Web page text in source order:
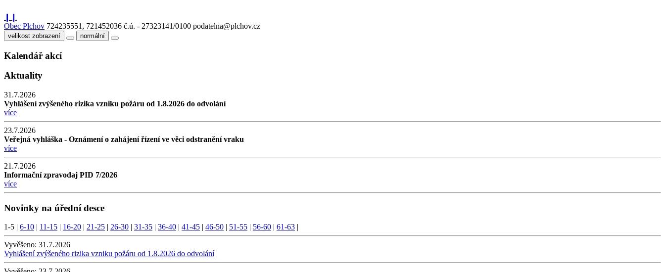
Obec Plchov 724235551, 721452036 č.ú. - 27323141/0100 podatelna@plchov.cz
velikost zobrazení normální
Kalendář akcí
Aktuality
31.7.2026
Vyhlášení zvýšeného rizika vzniku požáru od 1.8.2026 do odvolání
více
23.7.2026
Veřejná vyhláška - Oznámení o zahájení řízení ve věci odstranění vraku
více
21.7.2026
Informační zpravodaj PID 7/2026
více
Novinky na úřední desce
1-5 6-10 11-15 16-20 21-25 26-30 31-35 36-40 41-45 46-50 51-55 56-60 61-63
Vyvěšeno: 31.7.2026
Vyhlášení zvýšeného rizika vzniku požáru od 1.8.2026 do odvolání